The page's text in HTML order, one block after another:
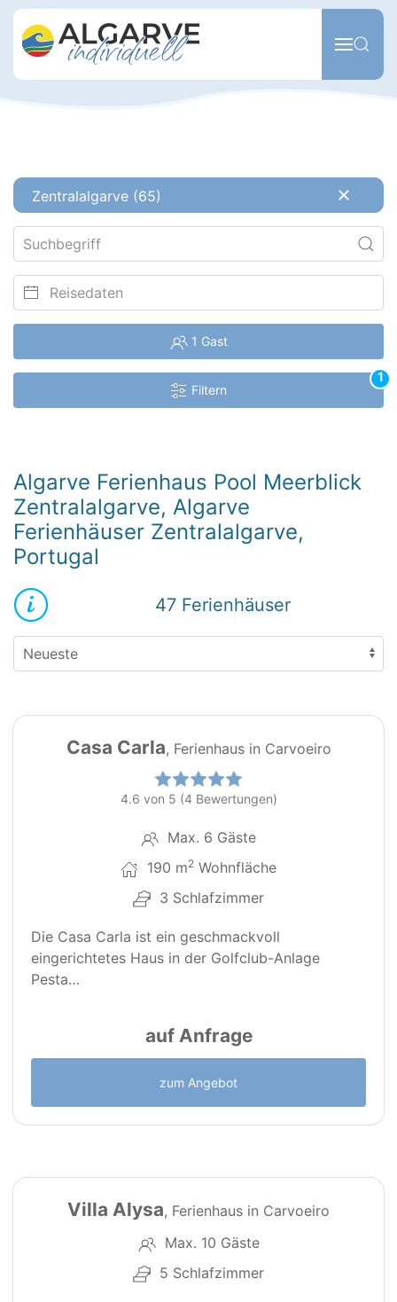
Zum Hauptinhalt springen
Zentralalgarve (65)
1 Gast
Filtern
1
Algarve Ferienhaus Pool Meerblick
Zentralalgarve, Algarve
Ferienhäuser Zentralalgarve,
Portugal
47 Ferienhäuser
Casa Carla, Ferienhaus in Carvoeiro
4.6 von 5 (4 Bewertungen)
Max. 6 Gäste
190 m2 Wohnfläche
3 Schlafzimmer
Die Casa Carla ist ein geschmackvoll
eingerichtetes Haus in der Golfclub-Anlage
Pesta…
auf Anfrage
zum Angebot
Villa Alysa, Ferienhaus in Carvoeiro
Max. 10 Gäste
5 Schlafzimmer